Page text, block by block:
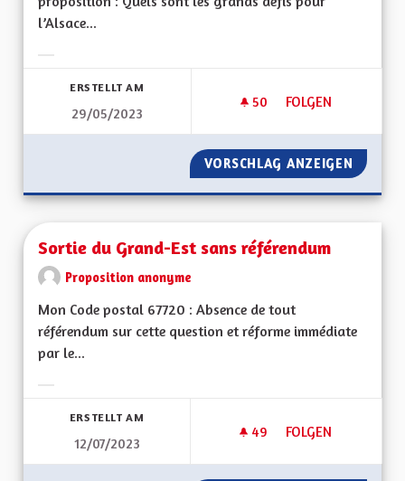
l’Alsace...
ERSTELLT AM
29/05/2023
50 50 FOLLOWER
FOLGEN
SÉPARATION DE
VORSCHLAG ANZEIGEN
Sortie du Grand-Est sans référendum
Proposition anonyme
Mon Code postal 67720 : Absence de tout
référendum sur cette question et réforme immédiate
par le...
ERSTELLT AM
12/07/2023
49 49 FOLLOWER
FOLGEN
SORTIE DU